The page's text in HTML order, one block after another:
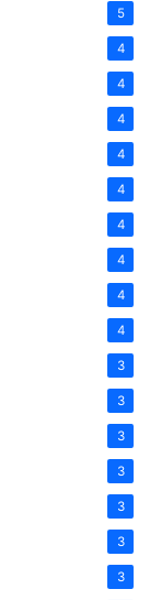
5
4
4
4
4
4
4
4
4
4
3
3
3
3
3
3
3